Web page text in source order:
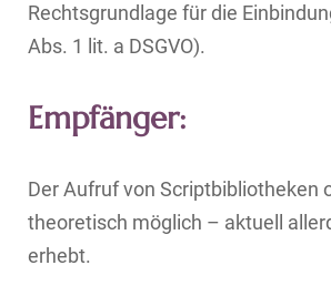
Rechtsgrundlage für die
Abs. 1 lit. a DSGVO).
Empfänger:
Der Aufruf von Scriptbibliotheken
theoretisch möglich – aktuell
erhebt.